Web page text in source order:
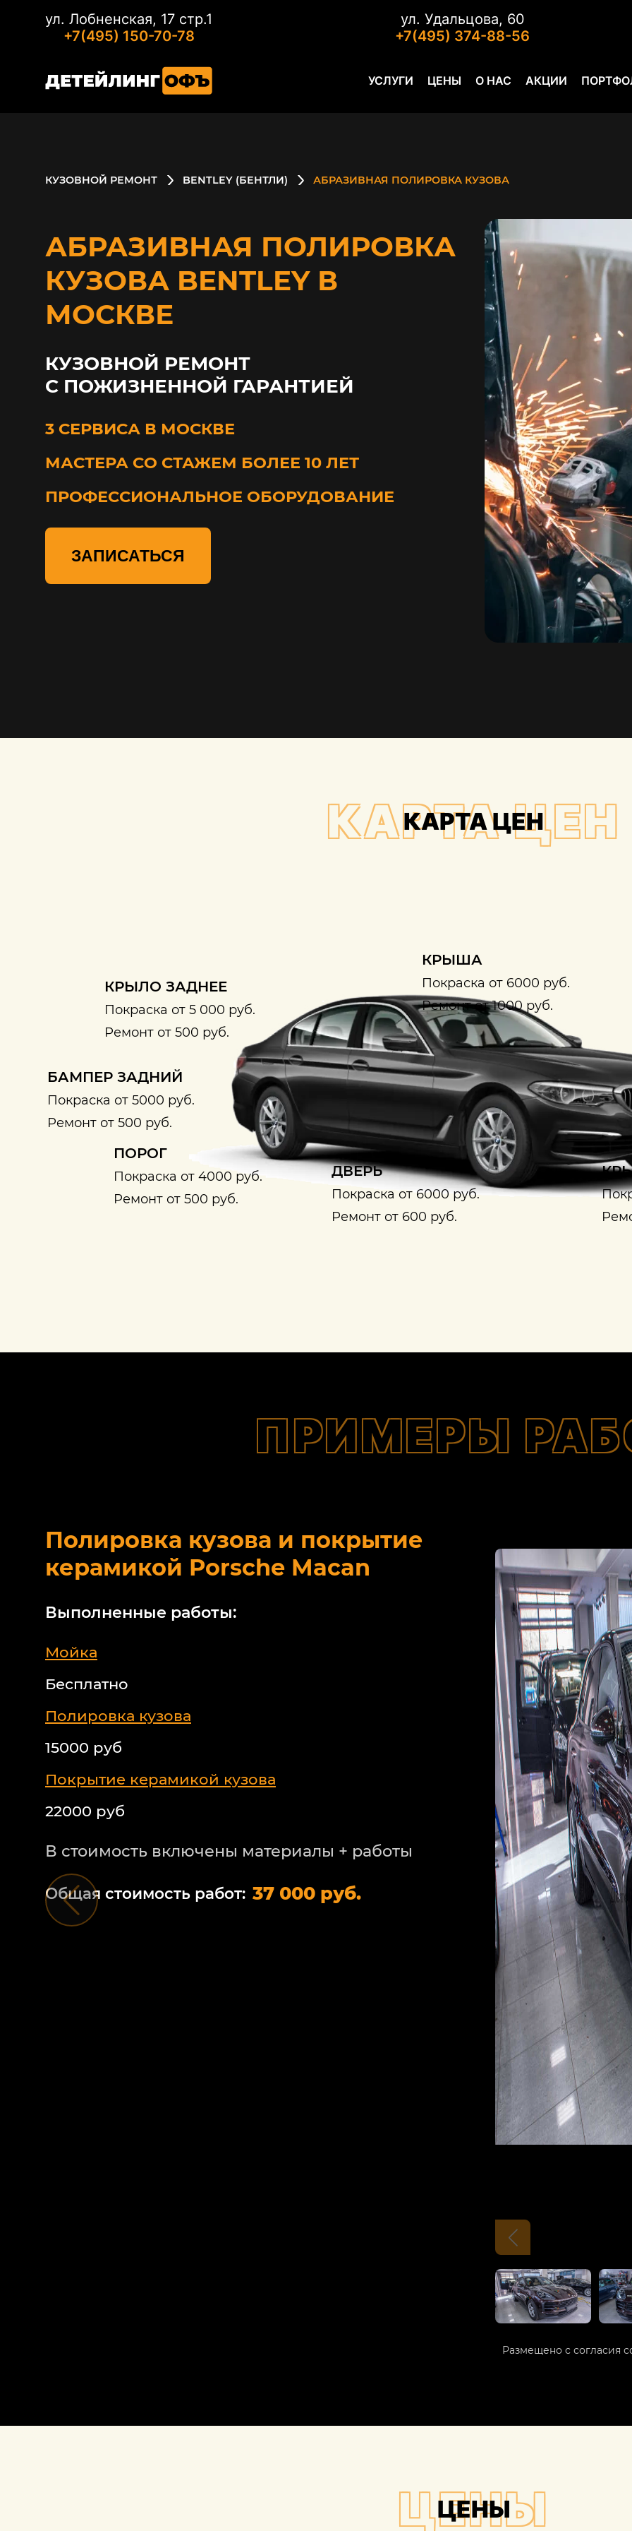
ул. Лобненская, 17 стр.1
+7(495) 150-70-78
ул. Удальцова, 60
+7(495) 374-88-56
УСЛУГИ ЦЕНЫ О НАС АКЦИИ
КУЗОВНОЙ РЕМОНТ BENTLEY (БЕНТЛИ) АБРАЗИВНАЯ ПОЛИРОВКА КУЗОВА
АБРАЗИВНАЯ ПОЛИРОВКА
КУЗОВА BENTLEY В
МОСКВЕ
КУЗОВНОЙ РЕМОНТ
С ПОЖИЗНЕННОЙ ГАРАНТИЕЙ
3 СЕРВИСА В МОСКВЕ
МАСТЕРА СО СТАЖЕМ БОЛЕЕ 10 ЛЕТ
ПРОФЕССИОНАЛЬНОЕ ОБОРУДОВАНИЕ
ЗАПИСАТЬСЯ
КАРТА ЦЕН
КАРТА ЦЕН
КРЫША
Покраска от 6000 руб.
Ремонт от 1000 руб.
КРЫЛО ЗАДНЕЕ
Покраска от 5 000 руб.
Ремонт от 500 руб.
БАМПЕР ЗАДНИЙ
Покраска от 5000 руб.
Ремонт от 500 руб.
ПОРОГ
Покраска от 4000 руб.
Ремонт от 500 руб.
ДВЕРЬ
Покраска от 6000 руб.
Ремонт от 600 руб.
ПРИМЕРЫ
Полировка кузова и покрытие
керамикой Porsche Macan
Выполненные работы:
Мойка
Бесплатно
Полировка кузова
15000 руб
Покрытие керамикой кузова
22000 руб
В стоимость включены материалы + работы
Общая стоимость работ: 37 000 руб.
Размещено с согласия
ЦЕНЫ
ЦЕНЫ